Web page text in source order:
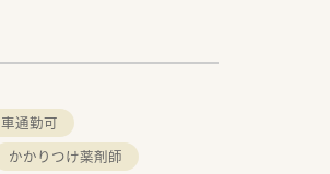
車通勤可
かかりつけ薬剤師